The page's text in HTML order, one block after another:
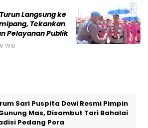
Langsung ke
Tekankan
Pelayanan Publik
WIB
Sari Puspita Dewi Resmi Pimpin
Mas, Disambut Tari Bahalai
Pedang Pora